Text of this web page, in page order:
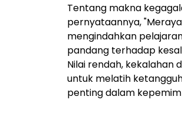
Tentang makna
pernyataannya,
mengindahkan
pandang terhadap
Nilai rendah, kekalahan
untuk melatih
penting dalam